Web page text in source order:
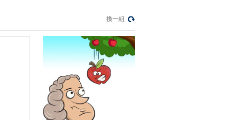
換一組